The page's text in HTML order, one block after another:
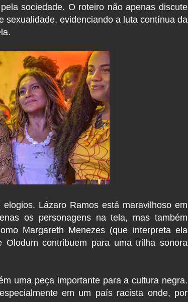
sociedade. O roteiro não apenas discute
sexualidade, evidenciando a luta contínua da
Lázaro Ramos está maravilhoso em
os personagens na tela, mas também
Margareth Menezes (que interpreta ela
contribuem para uma trilha sonora
uma peça importante para a cultura negra.
em um país racista onde, por